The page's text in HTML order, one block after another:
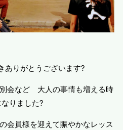
ありがとうございます?
会など 大人の事情も増える時
りました?
会員様を迎えて賑やかなレッス